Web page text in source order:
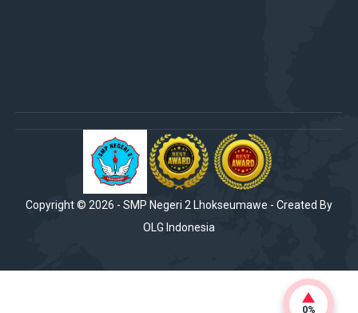
Copyright © 2026 - SMP Negeri 2 Lhokseumawe - Created By
OLG Indonesia
0%